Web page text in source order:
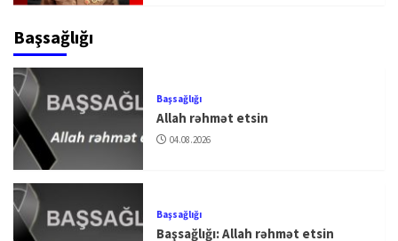
Başsağlığı
Başsağlığı
Allah rəhmət etsin
04.08.2026
Başsağlığı
Başsağlığı: Allah rəhmət etsin